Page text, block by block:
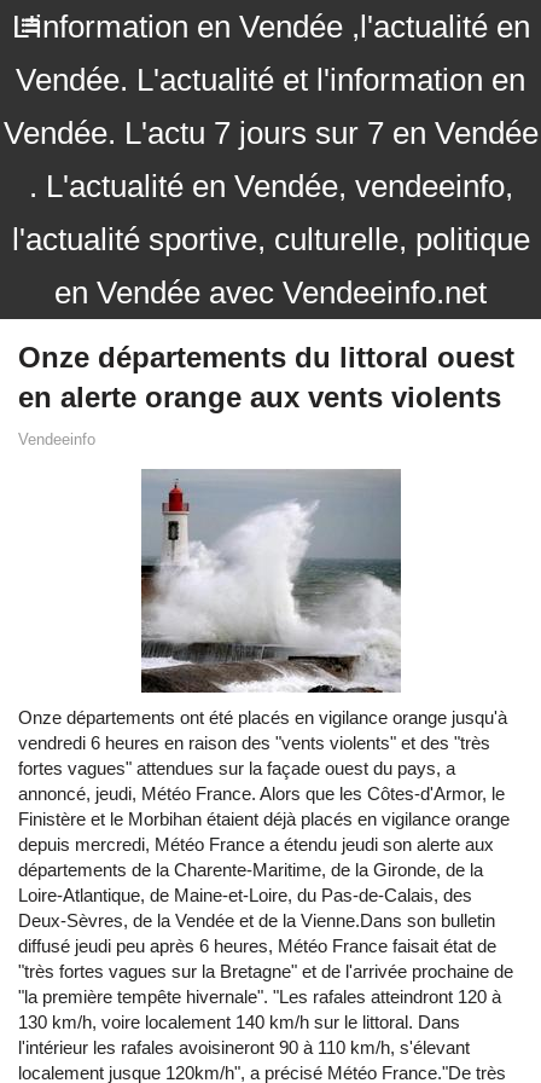
L'information en Vendée ,l'actualité en
Vendée. L'actualité et l'information en
Vendée. L'actu 7 jours sur 7 en Vendée
. L'actualité en Vendée, vendeeinfo,
l'actualité sportive, culturelle, politique
en Vendée avec Vendeeinfo.net
Onze départements du littoral ouest
en alerte orange aux vents violents
Vendeeinfo
Onze départements ont été placés en vigilance orange jusqu'à
vendredi 6 heures en raison des "vents violents" et des "très
fortes vagues" attendues sur la façade ouest du pays, a
annoncé, jeudi, Météo France. Alors que les Côtes-d'Armor, le
Finistère et le Morbihan étaient déjà placés en vigilance orange
depuis mercredi, Météo France a étendu jeudi son alerte aux
départements de la Charente-Maritime, de la Gironde, de la
Loire-Atlantique, de Maine-et-Loire, du Pas-de-Calais, des
Deux-Sèvres, de la Vendée et de la Vienne.Dans son bulletin
diffusé jeudi peu après 6 heures, Météo France faisait état de
"très fortes vagues sur la Bretagne" et de l'arrivée prochaine de
"la première tempête hivernale". "Les rafales atteindront 120 à
130 km/h, voire localement 140 km/h sur le littoral. Dans
l'intérieur les rafales avoisineront 90 à 110 km/h, s'élevant
localement jusque 120km/h", a précisé Météo France."De très